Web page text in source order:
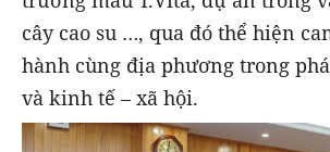
cây cao su …, qua đó thể hiện
hành cùng địa phương trong
và kinh tế – xã hội.